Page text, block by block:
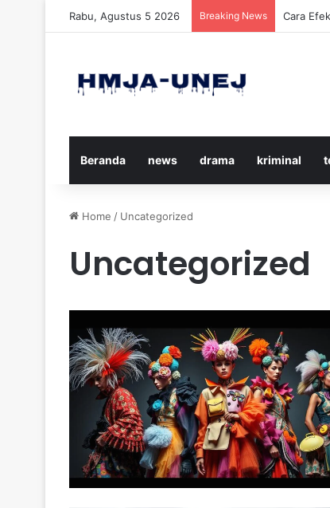
Rabu, Agustus 5 2026 Breaking News Cara
Beranda news drama kriminal
Home / Uncategorized
Uncategorized